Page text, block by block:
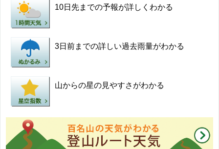
10日先までの予報が詳しくわかる
3日前までの詳しい過去雨量がわかる
山からの星の見やすさがわかる